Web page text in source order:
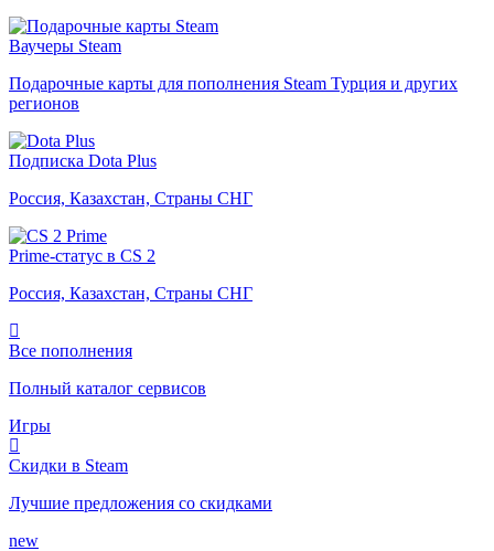
Ваучеры Steam
Подарочные карты для пополнения Steam Турция и других
регионов
Подписка Dota Plus
Россия, Казахстан, Страны СНГ
Prime-статус в CS 2
Россия, Казахстан, Страны СНГ
Все пополнения
Полный каталог сервисов
Игры
Скидки в Steam
Лучшие предложения со скидками
new